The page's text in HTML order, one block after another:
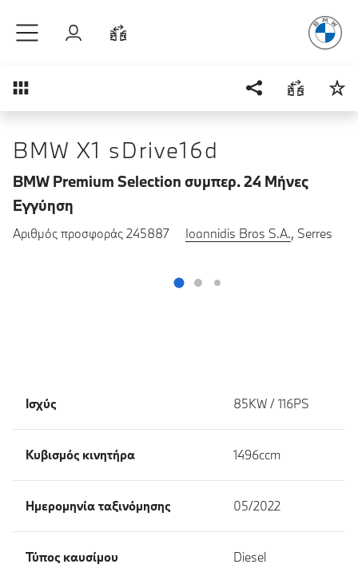
Σύνδεση
Επισκόπηση
BMW X1 sDrive16d
BMW Premium Selection συμπερ. 24 Μήνες
Εγγύηση
Αριθμός προσφοράς 245887 Ioannidis Bros S.A., Serres
Ισχύς 85KW / 116PS
Κυβισμός κινητήρα 1496ccm
Ημερομηνία ταξινόμησης 05/2022
Τύπος καυσίμου Diesel